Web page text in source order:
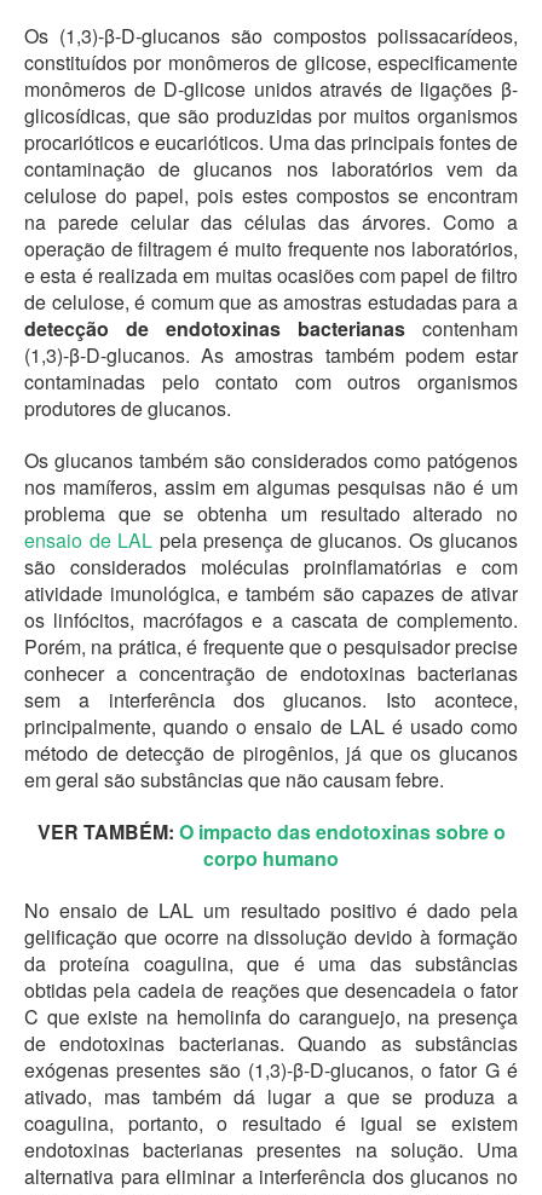
Os (1,3)-β-D-glucanos são compostos polissacarídeos,
constituídos por monômeros de glicose, especificamente
monômeros de D-glicose unidos através de ligações β-
glicosídicas, que são produzidas por muitos organismos
procarióticos e eucarióticos. Uma das principais fontes de
contaminação de glucanos nos laboratórios vem da
celulose do papel, pois estes compostos se encontram
na parede celular das células das árvores. Como a
operação de filtragem é muito frequente nos laboratórios,
e esta é realizada em muitas ocasiões com papel de filtro
de celulose, é comum que as amostras estudadas para a
detecção de endotoxinas bacterianas contenham
(1,3)-β-D-glucanos. As amostras também podem estar
contaminadas pelo contato com outros organismos
produtores de glucanos.
Os glucanos também são considerados como patógenos
nos mamíferos, assim em algumas pesquisas não é um
problema que se obtenha um resultado alterado no
ensaio de LAL pela presença de glucanos. Os glucanos
são considerados moléculas proinflamatórias e com
atividade imunológica, e também são capazes de ativar
os linfócitos, macrófagos e a cascata de complemento.
Porém, na prática, é frequente que o pesquisador precise
conhecer a concentração de endotoxinas bacterianas
sem a interferência dos glucanos. Isto acontece,
principalmente, quando o ensaio de LAL é usado como
método de detecção de pirogênios, já que os glucanos
em geral são substâncias que não causam febre.
VER TAMBÉM: O impacto das endotoxinas sobre o
corpo humano
No ensaio de LAL um resultado positivo é dado pela
gelificação que ocorre na dissolução devido à formação
da proteína coagulina, que é uma das substâncias
obtidas pela cadeia de reações que desencadeia o fator
C que existe na hemolinfa do caranguejo, na presença
de endotoxinas bacterianas. Quando as substâncias
exógenas presentes são (1,3)-β-D-glucanos, o fator G é
ativado, mas também dá lugar a que se produza a
coagulina, portanto, o resultado é igual se existem
endotoxinas bacterianas presentes na solução. Uma
alternativa para eliminar a interferência dos glucanos no